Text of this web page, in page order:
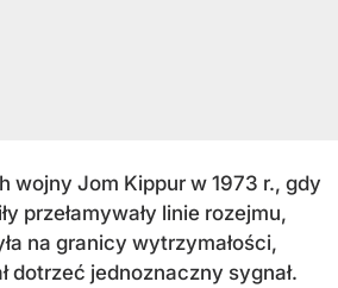
wojny Jom Kippur w 1973 r., gdy
przełamywały linie rozejmu,
na granicy wytrzymałości,
dotrzeć jednoznaczny sygnał.